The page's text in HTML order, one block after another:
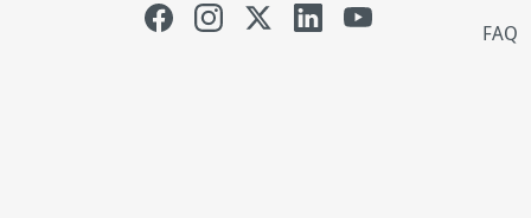
FAQ